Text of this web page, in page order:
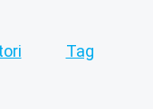
Tag